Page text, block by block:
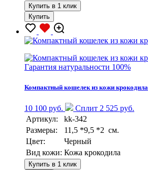
Купить в 1 клик
Купить
Гарантия натуральности 100%
Компактный кошелек из кожи крокодила
10 100 руб.
Сплит 2 525 руб.
Артикул:
kk-342
Размеры:
11,5 *9,5 *2 см.
Цвет:
Черный
Вид кожи: Кожа крокодила
Купить в 1 клик